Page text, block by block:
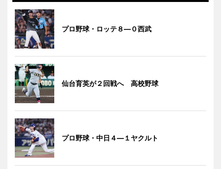
プロ野球・ロッテ８―０西武
仙台育英が２回戦へ 高校野球
プロ野球・中日４―１ヤクルト